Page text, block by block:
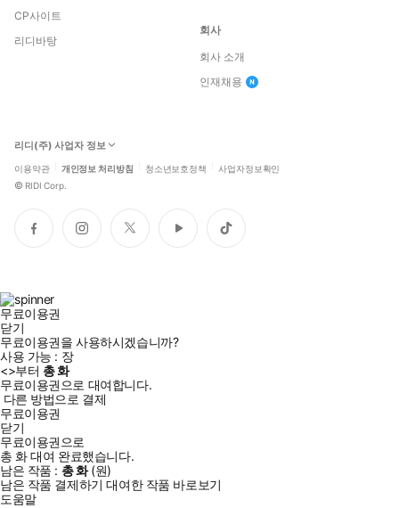
CP사이트
리디바탕
회사
회사 소개
인재채용
리디(주) 사업자 정보
이용약관 개인정보 처리방침 청소년보호정책 사업자정보확인
© RIDI Corp.
페
이
인
스
트
위
유
튜
틱
톡
무료이용권
닫기
무료이용권을 사용하시겠습니까?
사용 가능 : 장
<>부터 총화
무료이용권으로 대여합니다.
다른 방법으로 결제
무료이용권
닫기
무료이용권으로
총화대여 완료했습니다.
남은 작품 : 총화(원)
남은 작품 결제하기 대여한 작품 바로보기
도움말